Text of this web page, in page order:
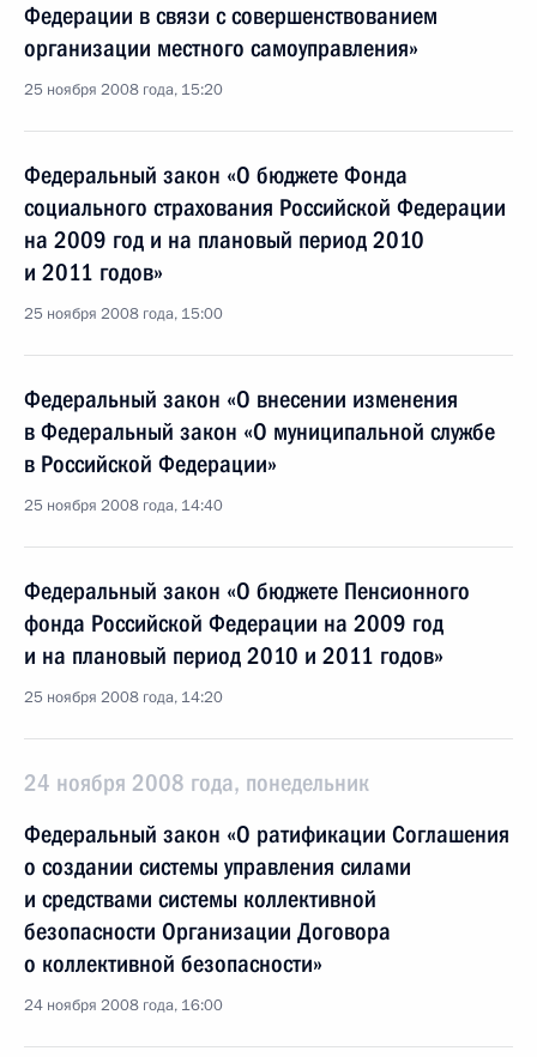
Федерации в связи с совершенствованием
организации местного самоуправления»
25 ноября 2008 года, 15:20
Федеральный закон «О бюджете Фонда
социального страхования Российской Федерации
на 2009 год и на плановый период 2010
и 2011 годов»
25 ноября 2008 года, 15:00
Федеральный закон «О внесении изменения
в Федеральный закон «О муниципальной службе
в Российской Федерации»
25 ноября 2008 года, 14:40
Федеральный закон «О бюджете Пенсионного
фонда Российской Федерации на 2009 год
и на плановый период 2010 и 2011 годов»
25 ноября 2008 года, 14:20
24 ноября 2008 года, понедельник
Федеральный закон «О ратификации Соглашения
о создании системы управления силами
и средствами системы коллективной
безопасности Организации Договора
о коллективной безопасности»
24 ноября 2008 года, 16:00